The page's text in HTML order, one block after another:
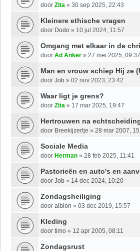
door Zita » 30 sep 2025, 22:43
Kleinere ethische vragen
door Dodo » 10 jul 2024, 11:57
Omgang met elkaar in de
door Ad Anker » 27 mei 2025, 09:37
Man en vrouw schiep Hij ze
door Job » 02 nov 2023, 23:42
Waar ligt je grens?
door Zita » 17 mar 2025, 19:47
Hertrouwen na
door Breekijzertje » 28 mar 2007,
Sociale Media
door Herman » 28 feb 2025, 11:41
Pastorieën en auto's en
door Job » 14 dec 2024, 10:20
Zondagsheiliging
door albion » 03 dec 2019, 15:57
Kleding
door timo » 12 apr 2005, 08:11
Zondagsrust